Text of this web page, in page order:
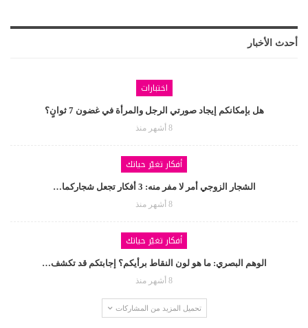
أحدث الأخبار
اختبارات
هل بإمكانكم إيجاد صورتي الرجل والمرأة في غضون 7 ثوانٍ؟
8 أشهر منذ
أفكار تغيّر حياتك
الشجار الزوجي أمر لا مفر منه: 3 أفكار تجعل شجاركما…
8 أشهر منذ
أفكار تغيّر حياتك
الوهم البصري: ما هو لون النقاط برأيكم؟ إجابتكم قد تكشف…
8 أشهر منذ
تحميل المزيد من المشاركات